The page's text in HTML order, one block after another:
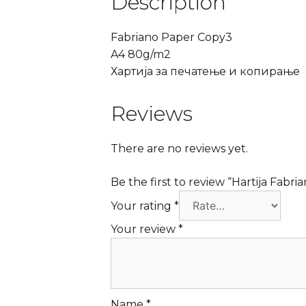
Fabriano Paper Copy3
A4 80g/m2
Хартија за печатење и копирање
Reviews
There are no reviews yet.
Be the first to review “Hartija
Your rating *
Your review *